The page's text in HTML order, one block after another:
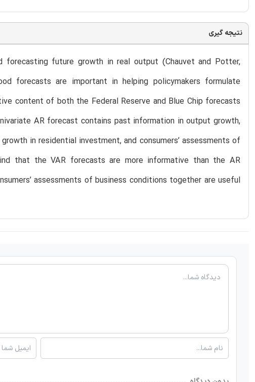
نتیجه گیری
forecasting future growth in real output (Chauvet and Potter,
forecasts are important in helping policymakers formulate
content of both the Federal Reserve and Blue Chip forecasts
AR forecast contains past information in output growth,
in residential investment, and consumers’ assessments of
that the VAR forecasts are more informative than the AR
assessments of business conditions together are useful